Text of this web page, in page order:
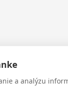
a analýzu